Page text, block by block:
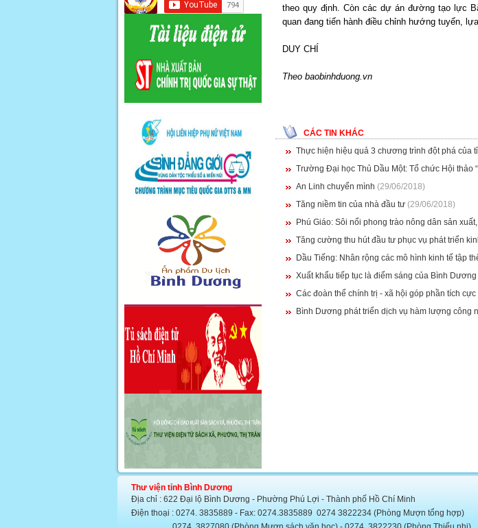
theo quy định. Còn các dự án đường tạo lực
quan đang tiến hành điều chỉnh hướng tuyến,
DUY CHÍ
Theo baobinhduong.vn
CÁC TIN KHÁC
Thực hiện hiệu quả 3 chương trình đột phá của
Trường Đại học Thủ Dầu Một: Tổ chức Hội thảo
An Linh chuyển mình (29/06/2018)
Tăng niềm tin của nhà đầu tư (29/06/2018)
Phú Giáo: Sôi nổi phong trào nông dân sản
Tăng cường thu hút đầu tư phục vụ phát triển
Dầu Tiếng: Nhân rộng các mô hình kinh tế tập
Xuất khẩu tiếp tục là điểm sáng của Bình Dương
Các đoàn thể chính trị - xã hội góp phần tích
Bình Dương phát triển dịch vụ hàm lượng công
Thư viện tỉnh Bình Dương
Địa chỉ : 622 Đại lộ Bình Dương - Phường Phú Lợi - Thành phố Hồ Chí Minh
Điện thoại : 0274. 3835889 - Fax: 0274.3835889 0274 3822234 (Phòng Mượn tổng hợp)